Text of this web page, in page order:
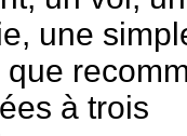
une
à trois